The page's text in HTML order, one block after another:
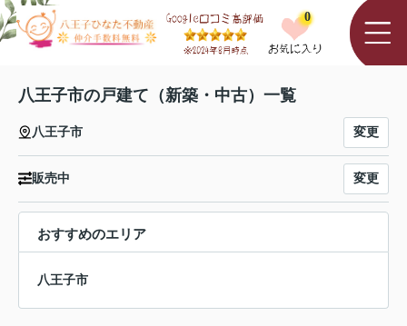
0
八王子市の戸建て（新築・中古）一覧
八王子市 変更
販売中 変更
おすすめのエリア
八王子市